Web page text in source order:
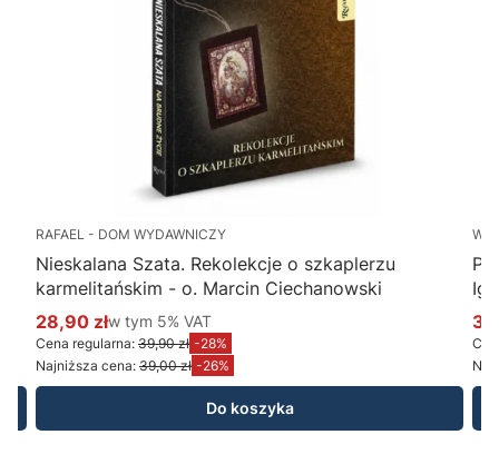
RAFAEL - DOM WYDAWNICZY
Nieskalana Szata. Rekolekcje o szkaplerzu
karmelitańskim - o. Marcin Ciechanowski
Cena promocyjna brutto
28,90 złw tym %s VAT
w tym 5% VAT
Cena regularna: 39,90 zł -28%
Najniższa cena: 39,00 zł -26%
Do koszyka